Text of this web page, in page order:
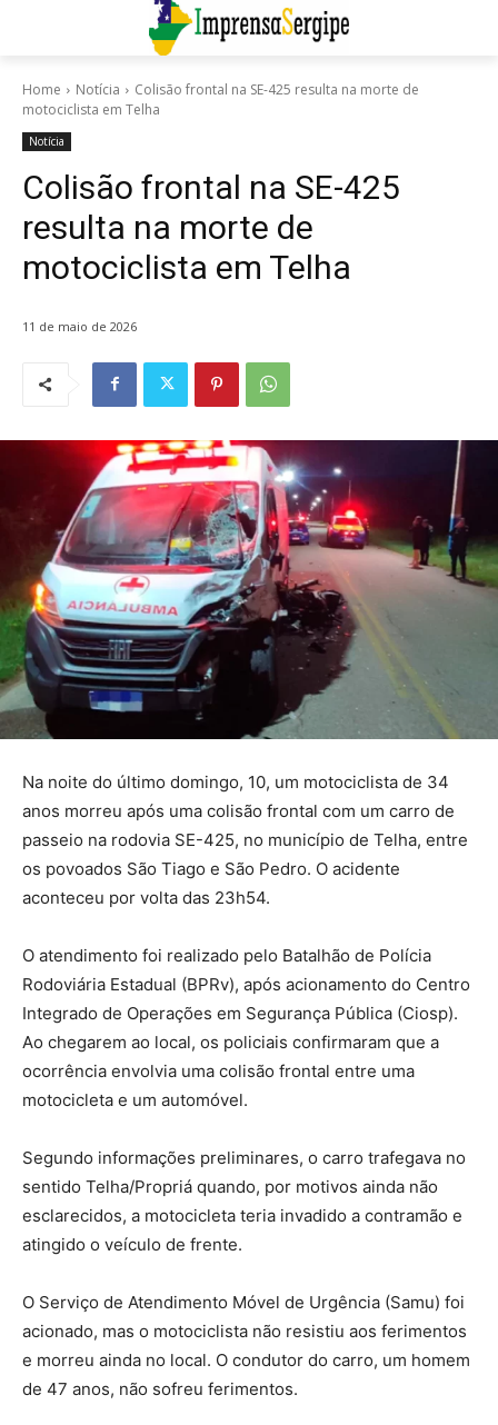
Home Notícia
Colisão frontal na SE-425 resulta na morte de
motociclista em Telha
Notícia
Colisão frontal na SE-425
resulta na morte de
motociclista em Telha
11 de maio de 2026
Na noite do último domingo, 10, um motociclista de 34
anos morreu após uma colisão frontal com um carro de
passeio na rodovia SE-425, no município de Telha, entre
os povoados São Tiago e São Pedro. O acidente
aconteceu por volta das 23h54.
O atendimento foi realizado pelo Batalhão de Polícia
Rodoviária Estadual (BPRv), após acionamento do Centro
Integrado de Operações em Segurança Pública (Ciosp).
Ao chegarem ao local, os policiais confirmaram que a
ocorrência envolvia uma colisão frontal entre uma
motocicleta e um automóvel.
Segundo informações preliminares, o carro trafegava no
sentido Telha/Propriá quando, por motivos ainda não
esclarecidos, a motocicleta teria invadido a contramão e
atingido o veículo de frente.
O Serviço de Atendimento Móvel de Urgência (Samu) foi
acionado, mas o motociclista não resistiu aos ferimentos
e morreu ainda no local. O condutor do carro, um homem
de 47 anos, não sofreu ferimentos.